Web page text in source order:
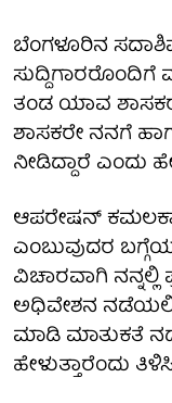
ಬೆಂಗಳೂರಿನ
ತಂಡ ಯಾವ
ಶಾಸಕರೇ ನನಗೆ
ನೀಡಿದ್ದಾರೆ ಎಂದು
ಆಪರೇಷನ್
ಎಂಬುವುದರ
ವಿಚಾರವಾಗಿ
ಅಧಿವೇಶನ
ಮಾಡಿ ಮಾತುಕತೆ
ಹೇಳುತ್ತಾರೆಂದು